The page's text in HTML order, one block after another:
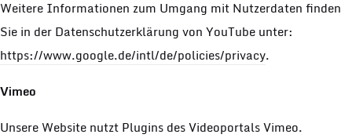
Weitere Informationen zum Umgang mit Nutzerdaten finden
Sie in der Datenschutzerklärung von YouTube unter:
https://www.google.de/intl/de/policies/privacy.
Vimeo
Unsere Website nutzt Plugins des Videoportals Vimeo.